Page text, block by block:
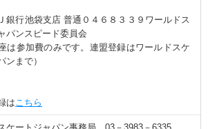
銀行池袋支店 普通０４６８３３９ワールドス
パンスピード委員会
は参加費のみです。連盟登録はワールドスケ
ンまで）
はこちら